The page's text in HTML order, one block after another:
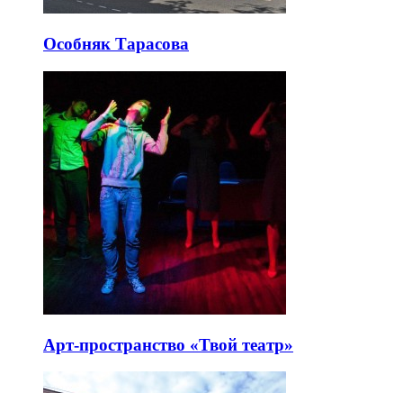
Особняк Тарасова
Арт-пространство «Твой театр»